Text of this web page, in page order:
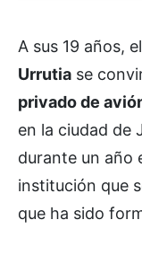
A sus 19 años,
Urrutia se
privado de
en la ciudad de
durante un año
institución que
que ha sido